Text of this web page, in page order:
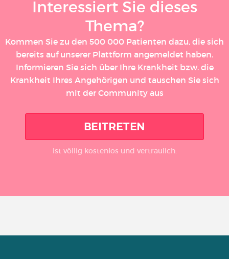
Interessiert Sie dieses
Thema?
Kommen Sie zu den 500 000 Patienten dazu, die sich
bereits auf unserer Plattform angemeldet haben.
Informieren Sie sich über Ihre Krankheit bzw. die
Krankheit Ihres Angehörigen und tauschen Sie sich
mit der Community aus
BEITRETEN
Ist völlig kostenlos und vertraulich.